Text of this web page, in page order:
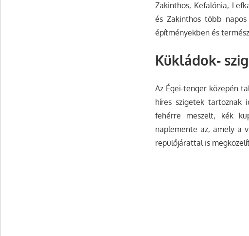
Zakinthos, Kefalónia,
és Zakinthos több
építményekben és
Kükládok-
Az Égei-tenger közepén
híres szigetek tartoznak
fehérre meszelt, kék
naplemente az, amely a
repülőjárattal is